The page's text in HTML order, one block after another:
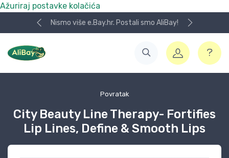
Ažuriraj postavke kolačića
Nismo više e.Bay.hr. Postali smo AliBay!
Povratak
City Beauty Line Therapy- Fortifies
Lip Lines, Define & Smooth Lips